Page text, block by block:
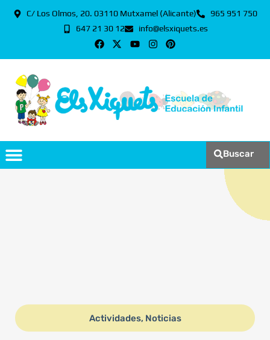
C/ Los Olmos, 20. 03110 Mutxamel (Alicante)
965 951 750
647 21 30 12
info@elsxiquets.es
Buscar
Actividades, Noticias